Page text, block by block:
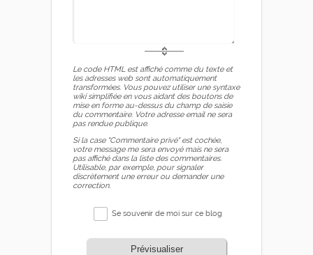
Le code HTML est affiché comme du texte et
les adresses web sont automatiquement
transformées. Vous pouvez utiliser une syntaxe
wiki simplifiée en vous aidant des boutons de
mise en forme au-dessus du champ de saisie
du commentaire. Votre adresse email ne sera
pas rendue publique.
Si la case "Commentaire privé" est cochée,
votre message me sera envoyé mais ne sera
pas affiché dans la liste des commentaires.
Utilisable, par exemple, pour signaler
discrètement une erreur ou demander une
correction.
Se souvenir de moi sur ce blog
Prévisualiser